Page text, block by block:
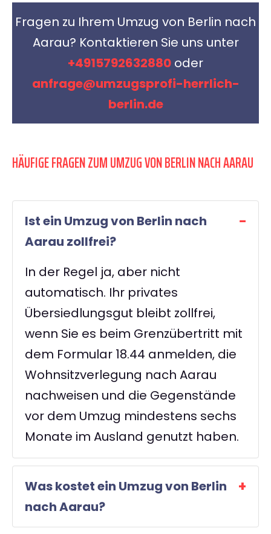
Fragen zu Ihrem Umzug von Berlin nach
Aarau? Kontaktieren Sie uns unter
+4915792632880 oder
anfrage@umzugsprofi-herrlich-
berlin.de
HÄUFIGE FRAGEN ZUM UMZUG VON BERLIN NACH AARAU
Ist ein Umzug von Berlin nach
Aarau zollfrei?
In der Regel ja, aber nicht
automatisch. Ihr privates
Übersiedlungsgut bleibt zollfrei,
wenn Sie es beim Grenzübertritt mit
dem Formular 18.44 anmelden, die
Wohnsitzverlegung nach Aarau
nachweisen und die Gegenstände
vor dem Umzug mindestens sechs
Monate im Ausland genutzt haben.
Was kostet ein Umzug von Berlin
nach Aarau?